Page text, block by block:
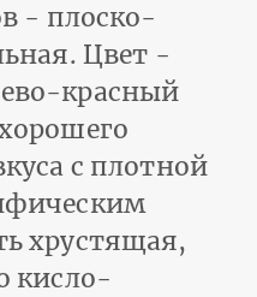
- плоско-
Цвет -
красный
с плотной
хрустящая,
кисло-